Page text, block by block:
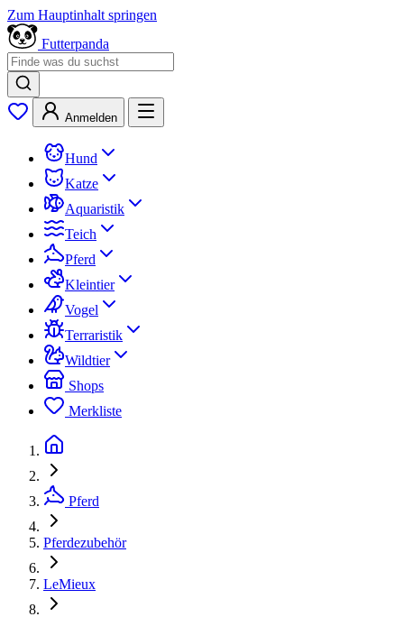
Zum Hauptinhalt springen
Futterpanda
Anmelden
Hund
Katze
Aquaristik
Teich
Pferd
Kleintier
Vogel
Terraristik
Wildtier
Shops
Merkliste
Pferd
Pferdezubehör
LeMieux